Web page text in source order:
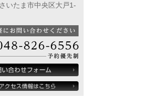
いたま市中央区大戸1-